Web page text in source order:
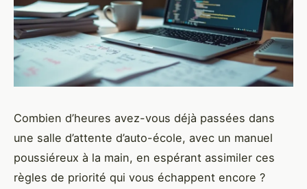
Combien d’heures avez-vous déjà passées dans
une salle d’attente d’auto-école, avec un manuel
poussiéreux à la main, en espérant assimiler ces
règles de priorité qui vous échappent encore ?